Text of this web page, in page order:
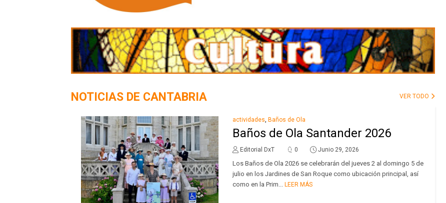
NOTICIAS DE CANTABRIA VER TODO
actividades, Baños de Ola
Baños de Ola Santander 2026
Editorial DxT 0 Junio 29, 2026
Los Baños de Ola 2026 se celebrarán del jueves 2 al domingo 5 de
julio en los Jardines de San Roque como ubicación principal, así
como en la Prim... LEER MÁS